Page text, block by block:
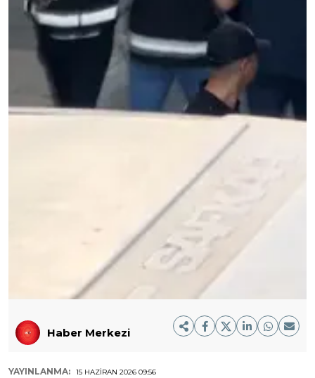
Haber Merkezi
YAYINLANMA: 15 HAZIRAN 2026 09:56